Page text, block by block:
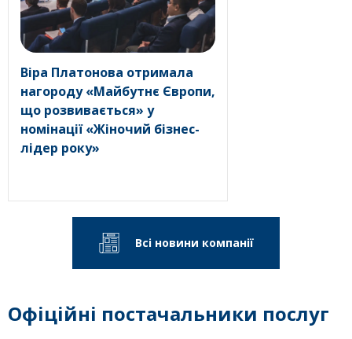
Віра Платонова отримала
нагороду «Майбутнє Європи,
що розвивається» у
номінації «Жіночий бізнес-
лідер року»
Всі новини компанії
Офіційні постачальники послуг